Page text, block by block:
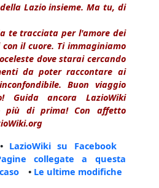
Lazio insieme. Ma tu, di
te tracciata per l'amore dei
il cuore. Ti immaginiamo
dove starai cercando
da poter raccontare ai
Buon viaggio
Guida ancora LazioWiki
più di prima! Con affetto
LazioWiki su Facebook
collegate a questa
• Le ultime modifiche